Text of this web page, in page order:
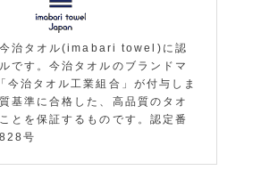
今治タオル(imabari towel)に認
です。今治タオルのブランドマ
今治タオル工業組合」が付与しま
基準に合格した、高品質のタオ
とを保証するものです。認定番
号